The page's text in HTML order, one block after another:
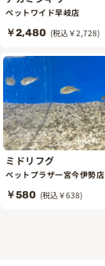
ペットワイド早岐店
￥2,480 (税込￥2,728)
ミドリフグ
ペットプラザ一宮今伊勢店
￥580 (税込￥638)